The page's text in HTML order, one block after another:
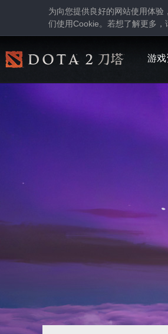
为向您提供良好的网站使用体验
们使用Cookie。若想了解更多，
游